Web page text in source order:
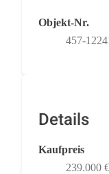
Objekt-Nr.
457-
Details
Kaufpreis
239.000 €